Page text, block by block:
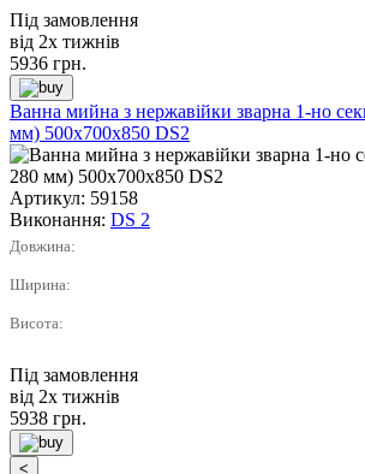
Під замовлення
від 2х тижнів
5936 грн.
Ванна мийна з нержавійки зварна 1-но
мм) 500х700х850 DS2
Артикул: 59158
Виконання: DS 2
Довжина:
Ширина:
Висота:
Під замовлення
від 2х тижнів
5938 грн.